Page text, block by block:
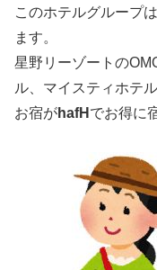
このホテルグループは
ます。
星野リーゾートの
ル、マイスティホテ
お宿がhafH でお得に